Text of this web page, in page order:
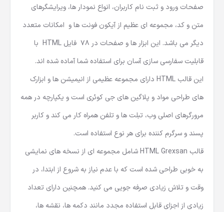
صفحات ورود و ثبت نام کاربران، انواع نمودار ها، ویرایشگرهای
متن و کد، مجموعه ای عظیم از آیکون فونت ها و امکانات متعدد
دیگر می باشد. این ابزار ها و صفحات در 78 فایل HTML با
قابلیت سفارسی سازی آسان برای استفاده شما آماده شده اند.
این قالب HTML دارای مجموعه عظیمی از انیمیشن ها و ابزارک
های طراحی مواد و پلاگین های جی کوئری است و یکپارچه در همه
مرورگرهای اصلی وب، تبلت ها و تلفن همراه کار می کند و کاربر
پسند و سرگرم کننده برای هر نوع استفاده است.
قالب HTML Grexsan شامل مجموعه ای از نسخه های نمایشی
به خوبی طراحی شده است که با عدم نیاز به شروع از ابتدا، در
وقت و تلاش زیادی صرفه جویی می کنید. همچنین دارای تعداد
زیادی از اجزای قابل استفاده مجدد مانند دکمه ها، نقشه ها،